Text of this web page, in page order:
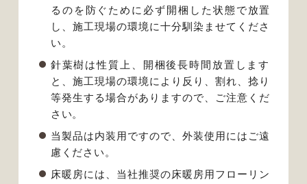
るのを防ぐために必ず開梱した状態で放置
し、施工現場の環境に十分馴染ませてくださ
い。
針葉樹は性質上、開梱後長時間放置します
と、施工現場の環境により反り、割れ、捻り
等発生する場合がありますので、ご注意くだ
さい。
当製品は内装用ですので、外装使用にはご遠
慮ください。
床暖房には、当社推奨の床暖房用フローリン